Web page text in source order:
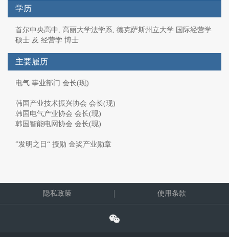
学历
首尔中央高中, 高丽大学法学系, 德克萨斯州立大学 国际经营学
硕士 及 经营学 博士
主要履历
电气 事业部门 会长(现)
韩国产业技术振兴协会 会长(现)
韩国电气产业协会 会长(现)
韩国智能电网协会 会长(现)
”发明之日“ 授勋 金奖产业勋章
隐私政策 使用条款